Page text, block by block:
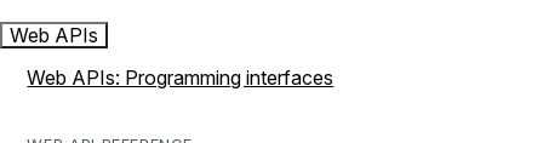
Web APIs
Web APIs: Programming interfaces